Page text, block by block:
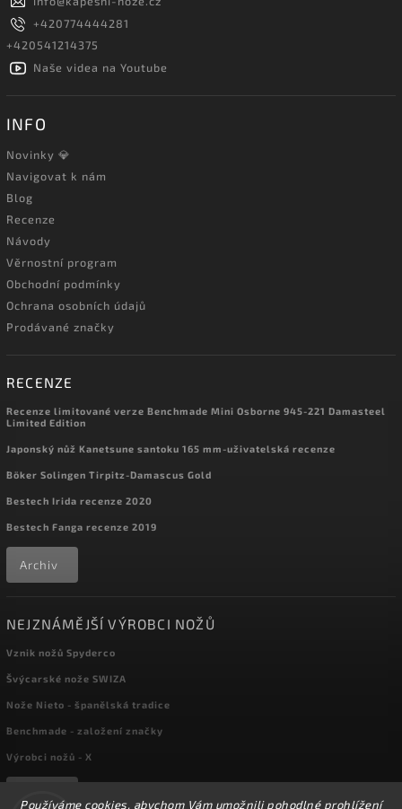
Používáme cookies, abychom Vám umožnili pohodlné prohlížení
+420774444281
+420541214375
Naše videa na Youtube
INFO
Novinky 💎
Navigovat k nám
Blog
Recenze
Návody
Věrnostní program
Obchodní podmínky
Ochrana osobních údajů
Prodávané značky
RECENZE
Recenze limitované verze Benchmade Mini Osborne 945-221 Damasteel
Limited Edition
Japonský nůž Kanetsune santoku 165 mm-uživatelská recenze
Böker Solingen Tirpitz-Damascus Gold
Bestech Irida recenze 2020
Bestech Fanga recenze 2019
Archiv
NEJZNÁMĚJŠÍ VÝROBCI NOŽŮ
Vznik nožů Spyderco
Švýcarské nože SWIZA
Nože Nieto - španělská tradice
Benchmade - založení značky
Výrobci nožů - X